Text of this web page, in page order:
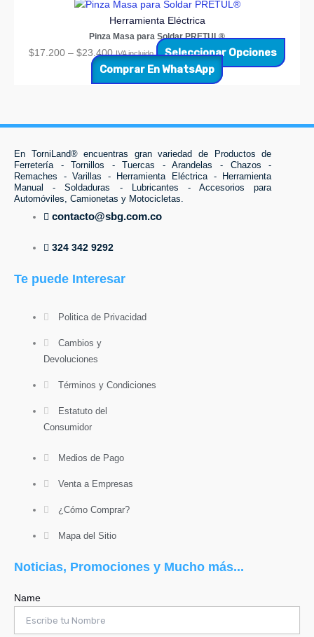
Herramienta Eléctrica
Pinza Masa para Soldar PRETUL®
$17.200 – $23.400 IVA incluido
Seleccionar Opciones
Comprar En WhatsApp
En TorniLand® encuentras gran variedad de Productos de
Ferretería - Tornillos - Tuercas - Arandelas - Chazos -
Remaches - Varillas - Herramienta Eléctrica - Herramienta
Manual - Soldaduras - Lubricantes - Accesorios para
Automóviles, Camionetas y Motocicletas.
contacto@sbg.com.co
324 342 9292
Te puede Interesar
Politica de Privacidad
Cambios y
Devoluciones
Términos y Condiciones
Estatuto del
Consumidor
Medios de Pago
Venta a Empresas
¿Cómo Comprar?
Mapa del Sitio
Noticias, Promociones y Mucho más...
Name